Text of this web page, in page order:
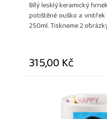
Bílý lesklý keramický
potištěné ouško a
250ml. Tiskneme 2
315,00 Kč